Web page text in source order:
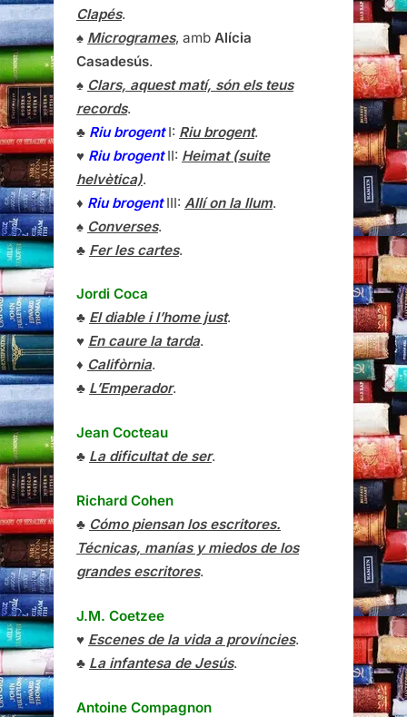
Clapés.
♠ Microgrames, amb Alícia
Casadesús.
♠ Clars, aquest matí, són els teus
records.
♣ Riu brogentI: Riu brogent.
♥ Riu brogentII: Heimat (suite
helvètica).
♦ Riu brogentIII: Allí on la llum.
♠ Converses.
♣ Fer les cartes.
Jordi Coca
♣ El diable i l’home just.
♥ En caure la tarda.
♦ Califòrnia.
♣ L’Emperador.
Jean Cocteau
♣ La dificultat de ser.
Richard Cohen
♣ Cómo piensan los escritores.
Técnicas, manías y miedos de los
grandes escritores.
J.M. Coetzee
♥ Escenes de la vida a províncies.
♣ La infantesa de Jesús.
Antoine Compagnon